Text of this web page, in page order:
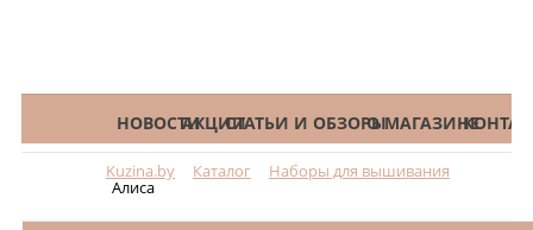
КАТАЛОГНОВОСТИАКЦИИСТАТЬИ И ОБЗОРЫО МАГАЗИНЕ
Kuzina.by Каталог Наборы для вышивания
Алиса